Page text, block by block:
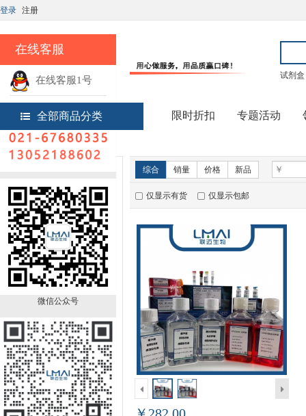
在线客服
在线客服1号
热线电话
微信公众号
登录 注册
试剂盒
全部商品分类 限时折扣 专题活动
首页 蛋白质研究
LM816036DT
￥282.00
已有0 人购买
综合 销量 价格 新品
仅显示有货 仅显示包邮